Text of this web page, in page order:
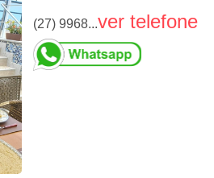
(27) 9968...ver telefone